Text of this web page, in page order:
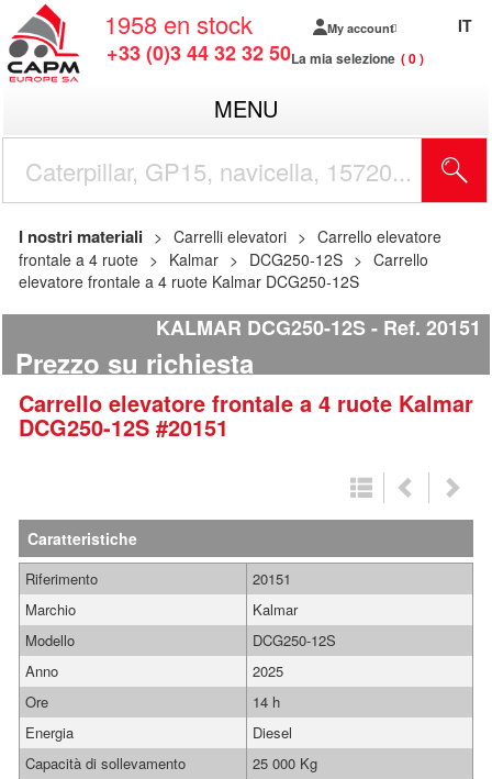
1958 en stock
+33 (0)3 44 32 32 50
My account
La mia selezione 0
IT
MENU
I nostri materiali Carrelli elevatori
Carrello elevatore
frontale a 4 ruote
Kalmar DCG250-12S
Carrello
elevatore frontale a 4 ruote Kalmar DCG250-12S
KALMAR DCG250-12S Ref. 20151
Prezzo su richiesta
Carrello elevatore frontale a 4 ruote Kalmar
DCG250-12S #20151
Caratteristiche
Riferimento
20151
Marchio
Kalmar
Modello
DCG250-12S
Anno
2025
Ore
14 h
Energia
Diesel
Capacità di sollevamento
25 000 Kg